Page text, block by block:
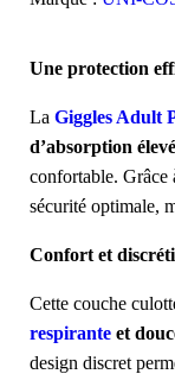
Une protection
La Giggles Adult
d’absorption
confortable. Grâce
sécurité optimale,
Confort et
Cette couche
respirante et
design discret